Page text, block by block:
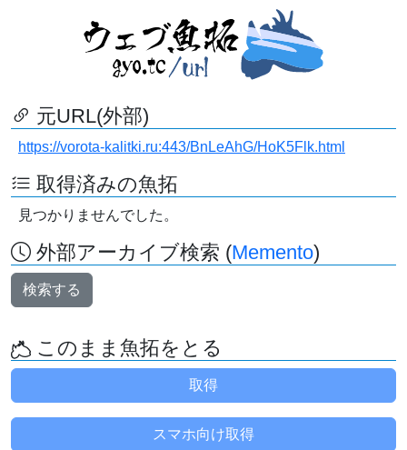
元URL(外部)
https://vorota-kalitki.ru:443/BnLeAhG/HoK5Flk.html
取得済みの魚拓
見つかりませんでした。
外部アーカイブ検索 (Memento)
検索する
このまま魚拓をとる